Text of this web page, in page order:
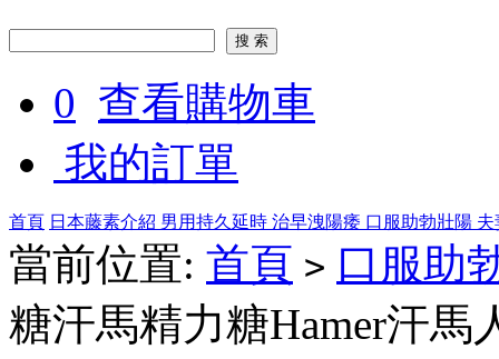
0 查看購物車
我的訂單
首頁 日本藤素介紹 男用持久延時 治早洩陽痿 口服助勃壯陽
當前位置: 首頁 > 口服助
糖汗馬精力糖Hamer汗馬